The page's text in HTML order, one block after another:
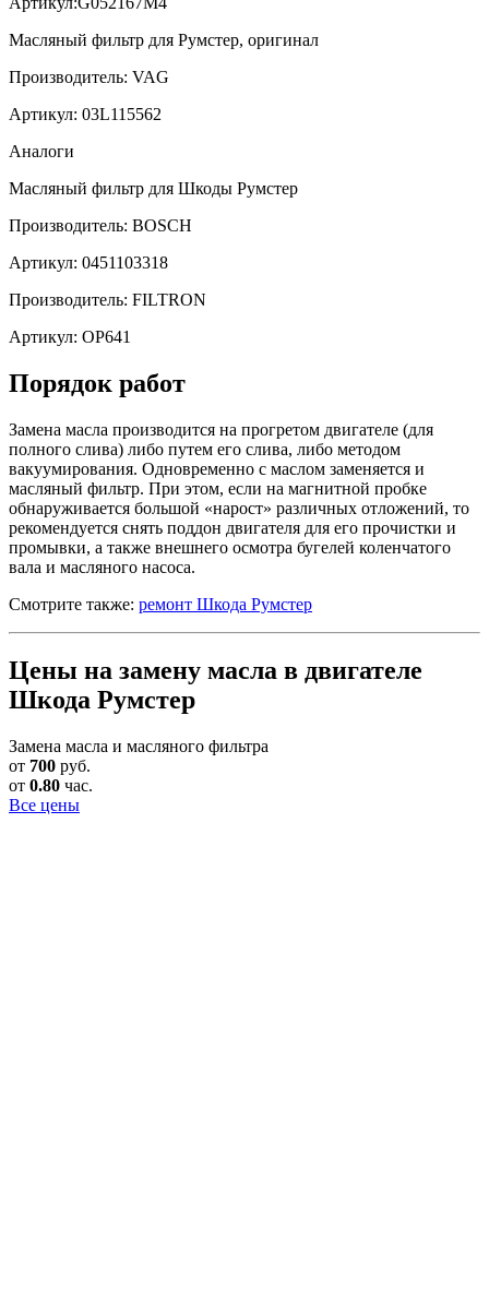
Масляный фильтр для Румстер, оригинал
Производитель: VAG
Артикул: 03L115562
Аналоги
Масляный фильтр для Шкоды Румстер
Производитель: BOSCH
Артикул: 0451103318
Производитель: FILTRON
Артикул: OP641
Порядок работ
Замена масла производится на прогретом двигателе (для
полного слива) либо путем его слива, либо методом
вакуумирования. Одновременно с маслом заменяется и
масляный фильтр. При этом, если на магнитной пробке
обнаруживается большой «нарост» различных отложений, то
рекомендуется снять поддон двигателя для его прочистки и
промывки, а также внешнего осмотра бугелей коленчатого
вала и масляного насоса.
Смотрите также: ремонт Шкода Румстер
Цены на замену масла в двигателе
Шкода Румстер
Замена масла и масляного фильтра
от 700 руб.
от 0.80 час.
Все цены